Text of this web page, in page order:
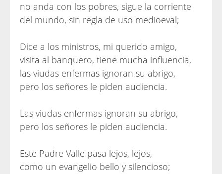
no anda con los pobres, sigue la corriente
del mundo, sin regla de uso medioeval;
Dice a los ministros, mi querido amigo,
visita al banquero, tiene mucha influencia,
las viudas enfermas ignoran su abrigo,
pero los señores le piden audiencia.
Las viudas enfermas ignoran su abrigo,
pero los señores le piden audiencia.
Este Padre Valle pasa lejos, lejos,
como un evangelio bello y silencioso;